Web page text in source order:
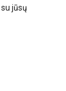
su jūsų